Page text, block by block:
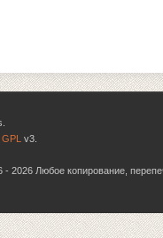
v3.
2026 Любое копирование,